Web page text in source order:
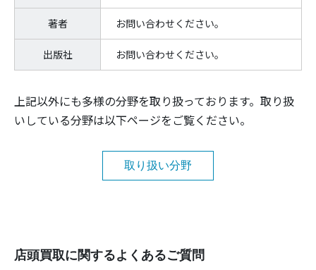
著者 お問い合わせください。
出版社 お問い合わせください。
上記以外にも多様の分野を取り扱っております。取り扱
いしている分野は以下ページをご覧ください。
取り扱い分野
店頭買取に関するよくあるご質問